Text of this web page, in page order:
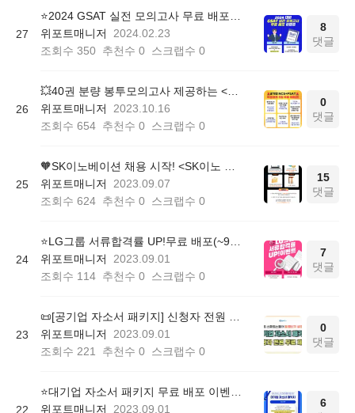
27
⭐️2024 GSAT 실전 모의고사 무료 배포(~3/8)
위포트매니저
2024.02.23
조회수 350 추천수 0 스크랩수 0
8
댓글
26
💥40권 분량 봉투모의고사 제공하는 <NCS+PSAT 빡공캠프> 무료 체험권!
위포트매니저
2023.10.16
조회수 654 추천수 0 스크랩수 0
0
댓글
25
🧡SK이노베이션 채용 시작! <SK이노 대비 패키지 무료배포> (~09/17)
위포트매니저
2023.09.07
조회수 624 추천수 0 스크랩수 0
15
댓글
24
⭐️LG그룹 서류합격률 UP!무료 배포(~9/15)
위포트매니저
2023.09.01
조회수 114 추천수 0 스크랩수 0
7
댓글
23
📜[공기업 자소서 패키지] 신청자 전원 무료 증정!
위포트매니저
2023.09.01
조회수 221 추천수 0 스크랩수 0
0
댓글
22
⭐️대기업 자소서 패키지 무료 배포 이벤트(~9/30)
위포트매니저
2023.09.01
6